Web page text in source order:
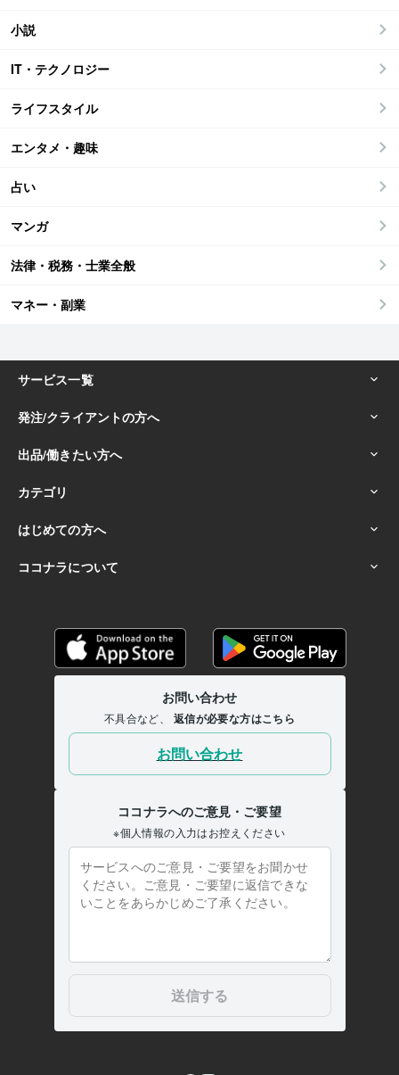
小説
IT・テクノロジー
ライフスタイル
エンタメ・趣味
占い
マンガ
法律・税務・士業全般
マネー・副業